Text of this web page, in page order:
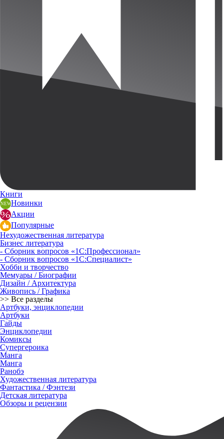
Книги
Новинки
Акции
Популярные
Нехудожественная литература
Бизнес литература
- Сборник вопросов «1С:Профессионал»
- Сборник вопросов «1С:Специалист»
Хобби и творчество
Мемуары / Биографии
Дизайн / Архитектура
Живопись / Графика
>> Все разделы
Артбуки, энциклопедии
Артбуки
Гайды
Энциклопедии
Комиксы
Супергероика
Манга
Манга
Ранобэ
Художественная литература
Фантастика / Фэнтези
Детская литература
Обзоры и рецензии